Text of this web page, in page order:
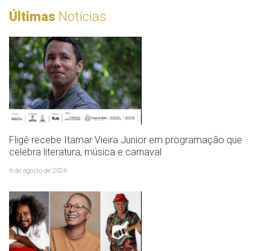
Últimas Notícias
Fligê recebe Itamar Vieira Junior em programação que
celebra literatura, música e carnaval
6 de agosto de 2026